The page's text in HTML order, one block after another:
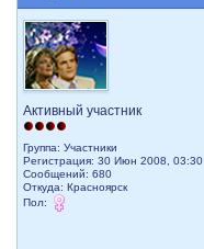
Активный участник
Группа: Участники
Регистрация: 30 Июн 2008, 03:30
Сообщений: 680
Откуда: Красноярск
Пол: